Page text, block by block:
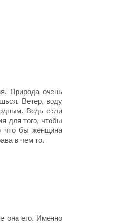
Природа очень
Ветер, воду
Ведь если
для того, чтобы
что бы женщина
в чем то.
она его. Именно